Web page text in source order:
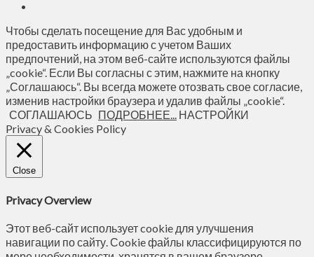
Чтобы сделать посещение для Вас удобным и
предоставить информацию с учетом Ваших
предпочтений, на этом веб-сайте используются файлы
„cookie“. Если Вы согласны с этим, нажмите на кнопку
„Соглашаюсь“. Вы всегда можете отозвать свое согласие,
изменив настройки браузера и удалив файлы „cookie“.
СОГЛАШАЮСЬ ПОДРОБНЕЕ... НАСТРОЙКИ
Privacy & Cookies Policy
Close
Privacy Overview
Этот веб-сайт использует cookie для улучшения
навигации по сайту. Сookie файлы классифицируются по